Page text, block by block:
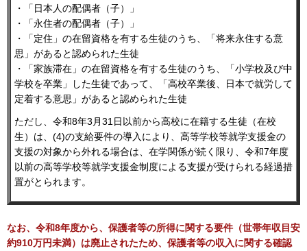
・「日本人の配偶者（子）」
・「永住者の配偶者（子）」
・「定住」の在留資格を有する生徒のうち、「将来永住する意
思」があると認められた生徒
・「家族滞在」の在留資格を有する生徒のうち、「小学校及び中
学校を卒業」した生徒であって、「高校卒業後、日本で就労して
定着する意思」があると認められた生徒
ただし、令和8年3月31日以前から高校に在籍する生徒（在校
生）は、(4)の支給要件の導入により、高等学校等就学支援金の
支援の対象から外れる場合は、在学関係が続く限り、令和7年度
以前の高等学校等就学支援金制度による⽀援が受けられる経過措
置がとられます。
なお、令和8年度から、保護者等の所得に関する要件（世帯年収目安
約910万円未満）は廃止されたため、保護者等の収入に関する確認